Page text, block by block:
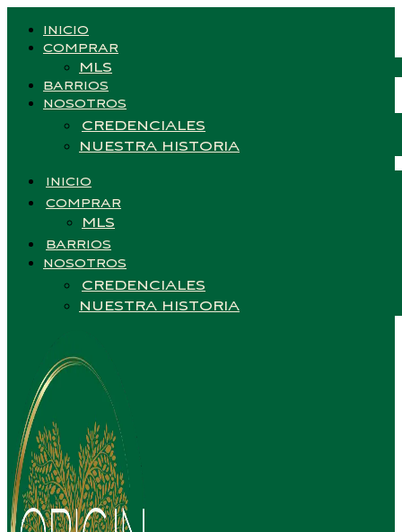
INICIO
COMPRAR
MLS
BARRIOS
NOSOTROS
CREDENCIALES
NUESTRA HISTORIA
INICIO
COMPRAR
MLS
BARRIOS
NOSOTROS
CREDENCIALES
NUESTRA HISTORIA